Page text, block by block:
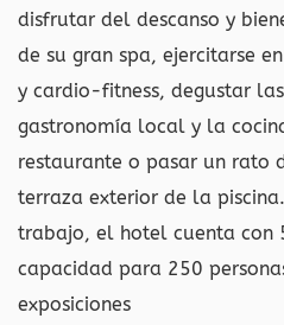
disfrutar del descanso y
de su gran spa, ejercitarse
y cardio-fitness, degustar
gastronomía local y la
restaurante o pasar un rato
terraza exterior de la
trabajo, el hotel cuenta con
capacidad para 250
exposiciones